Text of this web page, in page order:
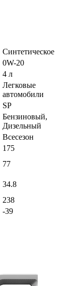
Синтетическое
0W-20
4 л
Легковые
автомобили
SP
Бензиновый,
Дизельный
Всесезон
175
77
34.8
238
-39